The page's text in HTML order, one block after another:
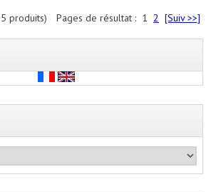
Pages de résultat : 1 2 [Suiv >>]
produits)